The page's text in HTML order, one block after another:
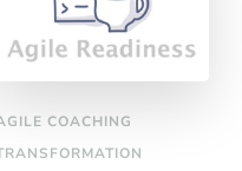
COACHING